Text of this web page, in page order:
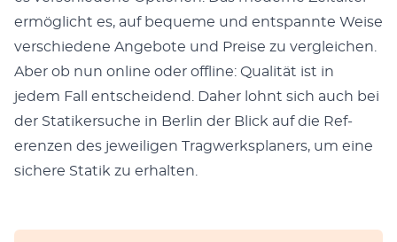
ermöglicht es, auf bequeme und entspan­nte Weise
ver­schiedene Ange­bote und Preise zu ver­gle­ichen.
Aber ob nun online oder offline: Qual­ität ist in
jedem Fall entschei­dend. Daher lohnt sich auch bei
der Sta­tik­er­suche in Berlin der Blick auf die Ref­
eren­zen des jew­eili­gen Trag­w­erk­s­plan­ers, um eine
sichere Sta­tik zu erhal­ten.